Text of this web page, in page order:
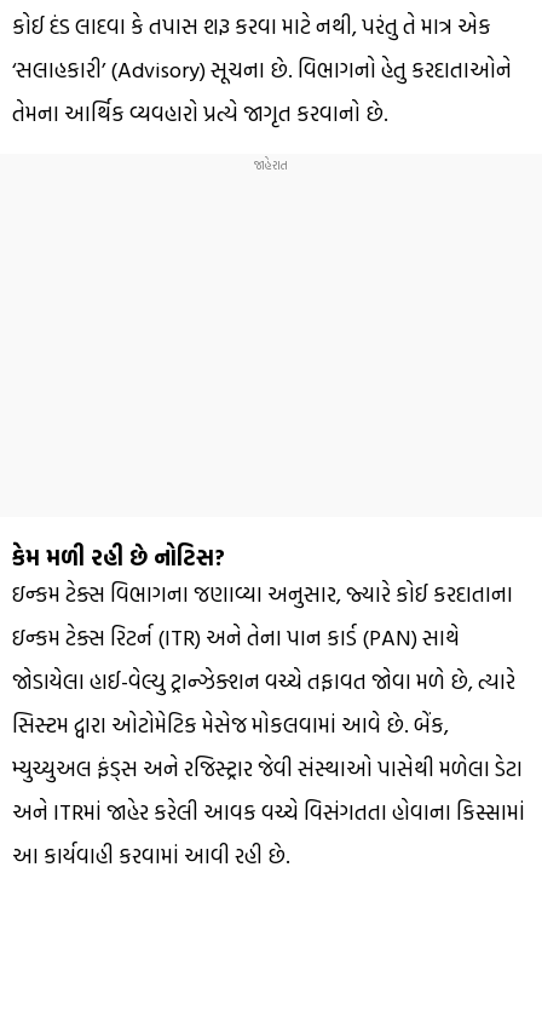
કોઈ દંડ લાદવા કે તપાસ શરૂ કરવા માટે નથી, પરંતુ તે માત્ર એક
‘સલાહકારી’ (Advisory) સૂચના છે. વિભાગનો હેતુ કરદાતાઓને
તેમના આર્થિક વ્યવહારો પ્રત્યે જાગૃત કરવાનો છે.
કેમ મળી રહી છે નોટિસ?
ઇન્કમ ટેક્સ વિભાગના જણાવ્યા અનુસાર, જ્યારે કોઈ કરદાતાના
ઇન્કમ ટેક્સ રિટર્ન (ITR) અને તેના પાન કાર્ડ (PAN) સાથે
જોડાયેલા હાઈ-વેલ્યુ ટ્રાન્ઝેક્શન વચ્ચે તફાવત જોવા મળે છે, ત્યારે
સિસ્ટમ દ્વારા ઓટોમેટિક મેસેજ મોકલવામાં આવે છે. બેંક,
મ્યુચ્યુઅલ ફંડ્સ અને રજિસ્ટ્રાર જેવી સંસ્થાઓ પાસેથી મળેલા ડેટા
અને ITRમાં જાહેર કરેલી આવક વચ્ચે વિસંગતતા હોવાના કિસ્સામાં
આ કાર્યવાહી કરવામાં આવી રહી છે.